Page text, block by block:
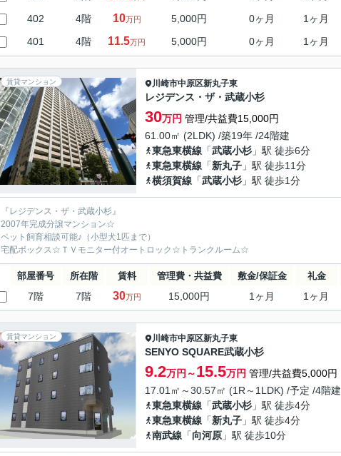
402 4階 10万円 5,000円 0ヶ月 1ヶ月
401 4階 11.5万円 5,000円 0ヶ月 1ヶ月
賃貸マンション 川崎市中原区新丸子東
レジデンス・ザ・武蔵小杉
30万円 管理/共益費15,000円
61.00㎡ (2LDK) /築19年 /24階建
東急東横線 「武蔵小杉 」駅 徒歩6分
東急東横線 「新丸子 」駅 徒歩11分
横須賀線 「武蔵小杉 」駅 徒歩1分
『レジデンス・ザ・武蔵小杉』
2007年完成分譲マンション☆
ペット飼育相談可能♪（小型犬1匹まで）
宅配ボックス☆ＴＶモニター付オートロック☆トランクルーム☆
部屋番号 所在階 賃料 管理費・共益費 敷金/保証金 礼金
7階 7階 30万円 15,000円 1ヶ月 1ヶ月
賃貸マンション 川崎市中原区新丸子東
SENYO SQUARE武蔵小杉
9.2万円～15.5万円 管理/共益費5,000円
17.01㎡～30.57㎡ (1R～1LDK) /予定 /4階建
東急東横線 「武蔵小杉 」駅 徒歩4分
東急東横線 「新丸子 」駅 徒歩4分
南武線 「向河原 」駅 徒歩10分